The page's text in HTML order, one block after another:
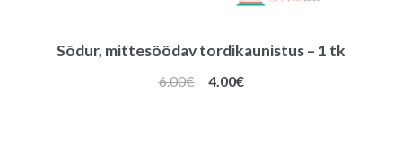
Sõdur, mittesöödav tordikaunistus – 1 tk
6.00€
Algne
4.00€Praegune